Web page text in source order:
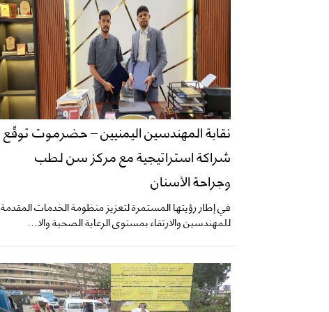
نقابة المهندسين اليمنيين – حضرموت توقّع
شراكة استراتيجية مع مركز سن لطب
وجراحة الأسنان
في إطار رؤيتها المستمرة لتعزيز منظومة الخدمات المقدمة
للمهندسين والارتقاء بمستوى الرعاية الصحية والا...